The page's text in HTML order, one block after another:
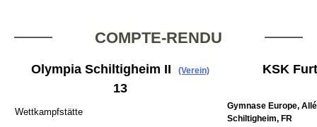
COMPTE-RENDU
Olympia Schiltigheim II (Verein)
13
KSK
Wettkampfstätte
Gymnase Europe,
Schiltigheim, FR